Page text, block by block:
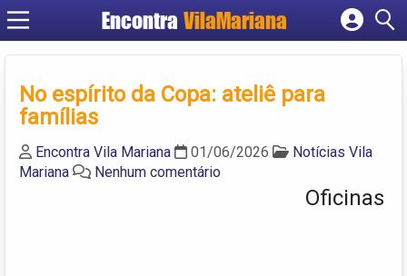
EncontraVilaMariana
Cadastrar empresa
Criar conta
No espírito da Copa: ateliê para
famílias
Encontra Vila Mariana 01/06/2026
Notícias Vila
Mariana
Nenhum comentário
Oficinas